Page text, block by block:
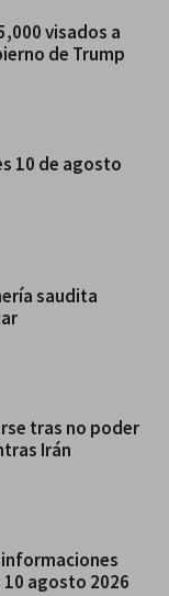
visados a
de Trump
10 de agosto
saudita
tras no poder
Irán
agosto 2026